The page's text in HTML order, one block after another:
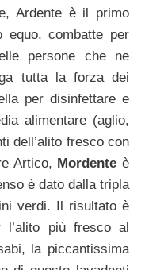
Ardente è il primo
equo, combatte per
persone che ne
tutta la forza dei
per disinfettare e
alimentare (aglio,
dell’alito fresco con
Artico, Mordente è
è dato dalla tripla
verdi. Il risultato è
più fresco al
la piccantissima